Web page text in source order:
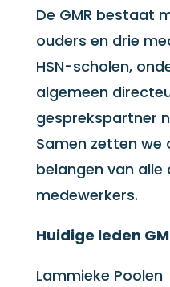
De GMR bestaat
ouders en drie
HSN-scholen,
algemeen
gesprekspartner
Samen zetten we
belangen van alle
medewerkers.
Huidige leden
Lammieke Poolen